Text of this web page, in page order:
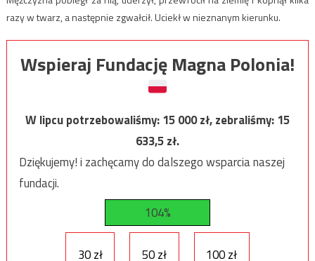
razy w twarz, a następnie zgwałcił. Uciekł w nieznanym kierunku.
Wspieraj Fundację Magna Polonia!
W lipcu potrzebowaliśmy:15 000zł, zebraliśmy:15
633,5zł.
Dziękujemy! i zachęcamy do dalszego wsparcia naszej
fundacji.
104%
30 zł 50 zł 100 zł